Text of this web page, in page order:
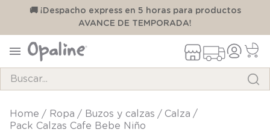
🚚 ¡Despacho express en 5 horas para productos
AVANCE DE TEMPORADA!
ropa buzos y calzas
calza
Pack Calzas Cafe Bebe Niño
TÉRMINOS MÁS BUSCADOS